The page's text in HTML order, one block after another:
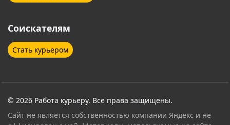
Соискателям
Стать курьером
© 2026 Работа курьеру. Все права защищены.
Сайт не является собственностью компании Яндекс и не